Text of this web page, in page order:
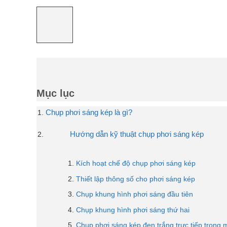
Mục lục
Chụp phơi sáng kép là gì?
Hướng dẫn kỹ thuật chụp phơi sáng kép
Kích hoạt chế độ chụp phơi sáng kép
Thiết lập thông số cho phơi sáng kép
Chụp khung hình phơi sáng đầu tiên
Chụp khung hình phơi sáng thứ hai
Chụp phơi sáng kép đen trắng trực tiếp trong